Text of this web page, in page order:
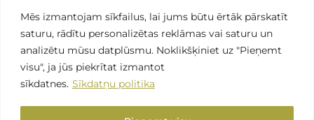
Mēs izmantojam sīkfailus, lai jums būtu ērtāk pārskatīt
saturu, rādītu personalizētas reklāmas vai saturu un
analizētu mūsu datplūsmu. Noklikšķiniet uz "Pieņemt
visu", ja jūs piekrītat izmantot
sīkdatnes. Sīkdatņu politika
+371 255 89 505
Info@grandmedical.lv
Stirnu iela 8, LV-1082, Rīga (ARS Valeo)